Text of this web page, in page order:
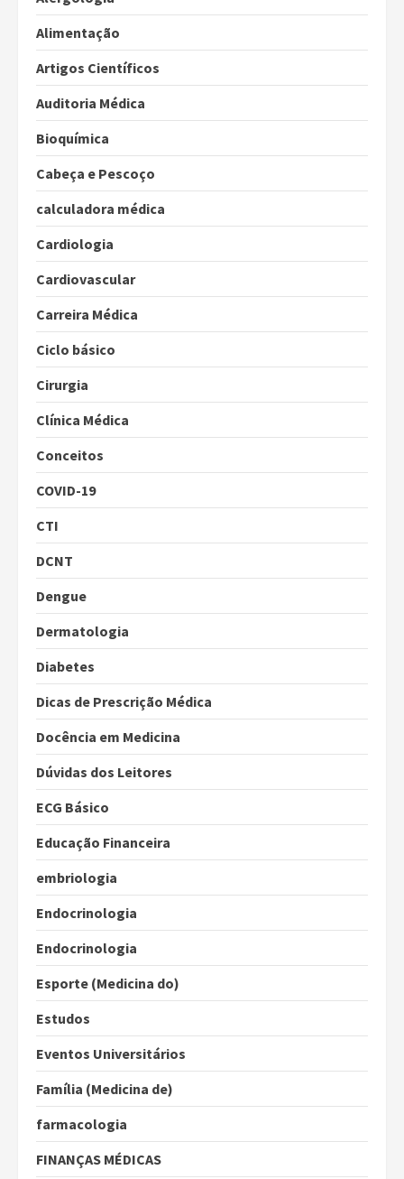
Alimentação
Artigos Científicos
Auditoria Médica
Bioquímica
Cabeça e Pescoço
calculadora médica
Cardiologia
Cardiovascular
Carreira Médica
Ciclo básico
Cirurgia
Clínica Médica
Conceitos
COVID-19
CTI
DCNT
Dengue
Dermatologia
Diabetes
Dicas de Prescrição Médica
Docência em Medicina
Dúvidas dos Leitores
ECG Básico
Educação Financeira
embriologia
Endocrinologia
Endocrinologia
Esporte (Medicina do)
Estudos
Eventos Universitários
Família (Medicina de)
farmacologia
FINANÇAS MÉDICAS